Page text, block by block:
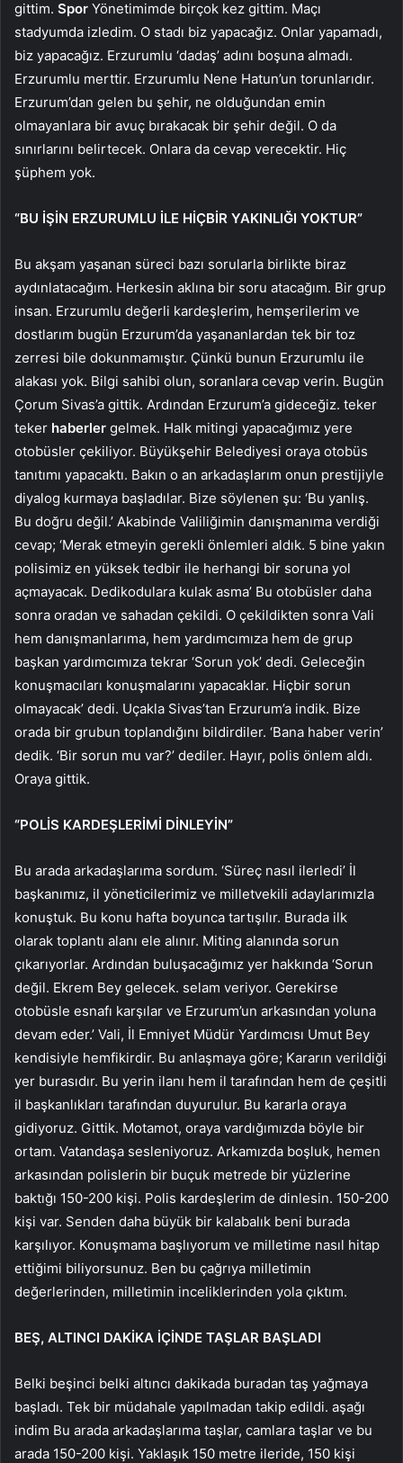
gittim. Spor Yönetimimde birçok kez gittim. Maçı
stadyumda izledim. O stadı biz yapacağız. Onlar yapamadı,
biz yapacağız. Erzurumlu ‘dadaş’ adını boşuna almadı.
Erzurumlu merttir. Erzurumlu Nene Hatun’un torunlarıdır.
Erzurum’dan gelen bu şehir, ne olduğundan emin
olmayanlara bir avuç bırakacak bir şehir değil. O da
sınırlarını belirtecek. Onlara da cevap verecektir. Hiç
şüphem yok.
“BU İŞİN ERZURUMLU İLE HİÇBİR YAKINLIĞI YOKTUR”
Bu akşam yaşanan süreci bazı sorularla birlikte biraz
aydınlatacağım. Herkesin aklına bir soru atacağım. Bir grup
insan. Erzurumlu değerli kardeşlerim, hemşerilerim ve
dostlarım bugün Erzurum’da yaşananlardan tek bir toz
zerresi bile dokunmamıştır. Çünkü bunun Erzurumlu ile
alakası yok. Bilgi sahibi olun, soranlara cevap verin. Bugün
Çorum Sivas’a gittik. Ardından Erzurum’a gideceğiz. teker
teker haberler gelmek. Halk mitingi yapacağımız yere
otobüsler çekiliyor. Büyükşehir Belediyesi oraya otobüs
tanıtımı yapacaktı. Bakın o an arkadaşlarım onun prestijiyle
diyalog kurmaya başladılar. Bize söylenen şu: ‘Bu yanlış.
Bu doğru değil.’ Akabinde Valiliğimin danışmanıma verdiği
cevap; ‘Merak etmeyin gerekli önlemleri aldık. 5 bine yakın
polisimiz en yüksek tedbir ile herhangi bir soruna yol
açmayacak. Dedikodulara kulak asma’ Bu otobüsler daha
sonra oradan ve sahadan çekildi. O çekildikten sonra Vali
hem danışmanlarıma, hem yardımcımıza hem de grup
başkan yardımcımıza tekrar ‘Sorun yok’ dedi. Geleceğin
konuşmacıları konuşmalarını yapacaklar. Hiçbir sorun
olmayacak’ dedi. Uçakla Sivas’tan Erzurum’a indik. Bize
orada bir grubun toplandığını bildirdiler. ‘Bana haber verin’
dedik. ‘Bir sorun mu var?’ dediler. Hayır, polis önlem aldı.
Oraya gittik.
“POLİS KARDEŞLERİMİ DİNLEYİN”
Bu arada arkadaşlarıma sordum. ‘Süreç nasıl ilerledi’ İl
başkanımız, il yöneticilerimiz ve milletvekili adaylarımızla
konuştuk. Bu konu hafta boyunca tartışılır. Burada ilk
olarak toplantı alanı ele alınır. Miting alanında sorun
çıkarıyorlar. Ardından buluşacağımız yer hakkında ‘Sorun
değil. Ekrem Bey gelecek. selam veriyor. Gerekirse
otobüsle esnafı karşılar ve Erzurum’un arkasından yoluna
devam eder.’ Vali, İl Emniyet Müdür Yardımcısı Umut Bey
kendisiyle hemfikirdir. Bu anlaşmaya göre; Kararın verildiği
yer burasıdır. Bu yerin ilanı hem il tarafından hem de çeşitli
il başkanlıkları tarafından duyurulur. Bu kararla oraya
gidiyoruz. Gittik. Motamot, oraya vardığımızda böyle bir
ortam. Vatandaşa sesleniyoruz. Arkamızda boşluk, hemen
arkasından polislerin bir buçuk metrede bir yüzlerine
baktığı 150-200 kişi. Polis kardeşlerim de dinlesin. 150-200
kişi var. Senden daha büyük bir kalabalık beni burada
karşılıyor. Konuşmama başlıyorum ve milletime nasıl hitap
ettiğimi biliyorsunuz. Ben bu çağrıya milletimin
değerlerinden, milletimin inceliklerinden yola çıktım.
BEŞ, ALTINCI DAKİKA İÇİNDE TAŞLAR BAŞLADI
Belki beşinci belki altıncı dakikada buradan taş yağmaya
başladı. Tek bir müdahale yapılmadan takip edildi. aşağı
indim Bu arada arkadaşlarıma taşlar, camlara taşlar ve bu
arada 150-200 kişi. Yaklaşık 150 metre ileride, 150 kişi